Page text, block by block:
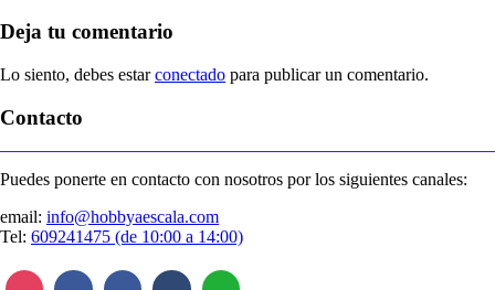
Deja tu comentario
Lo siento, debes estarconectado para publicar un comentario.
Contacto
Puedes ponerte en contacto con nosotros por los siguientes canales:
email: info@hobbyaescala.com
Tel: 609241475 (de 10:00 a 14:00)